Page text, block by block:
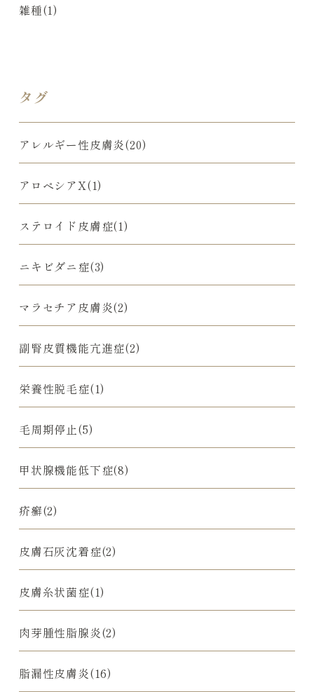
雑種(1)
タグ
アレルギー性皮膚炎(20)
アロペシアX(1)
ステロイド皮膚症(1)
ニキビダニ症(3)
マラセチア皮膚炎(2)
副腎皮質機能亢進症(2)
栄養性脱毛症(1)
毛周期停止(5)
甲状腺機能低下症(8)
疥癬(2)
皮膚石灰沈着症(2)
皮膚糸状菌症(1)
肉芽腫性脂腺炎(2)
脂漏性皮膚炎(16)